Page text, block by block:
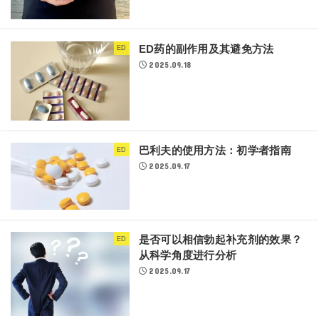
ED ED药的副作用及其避免方法
2025.09.18
ED 巴利夫的使用方法：初学者指南
2025.09.17
ED
是否可以相信勃起补充剂的效果？
从科学角度进行分析
2025.09.17